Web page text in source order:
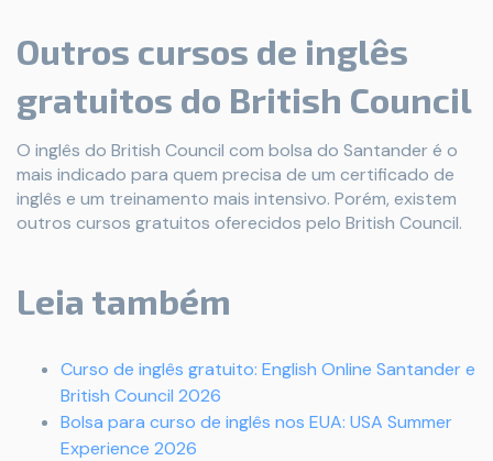
Outros cursos de inglês
gratuitos do British Council
O inglês do British Council com bolsa do Santander é o
mais indicado para quem precisa de um certificado de
inglês e um treinamento mais intensivo. Porém, existem
outros cursos gratuitos oferecidos pelo British Council.
Leia também
Curso de inglês gratuito: English Online Santander e
British Council 2026
Bolsa para curso de inglês nos EUA: USA Summer
Experience 2026